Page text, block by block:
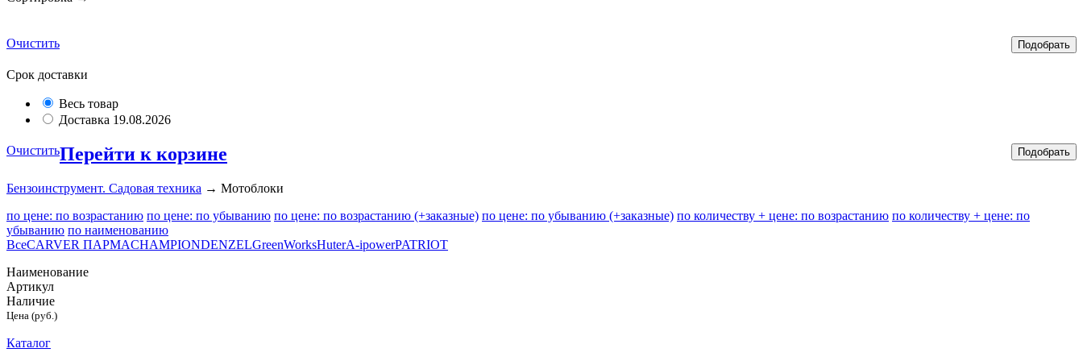
Очистить
Срок доставки
Весь товар
Доставка 19.08.2026
ОчиститьПерейти к корзине
Бензоинструмент. Садовая техника → Мотоблоки
по цене: по возрастанию по цене: по убыванию по цене: по возрастанию (+заказные) по цене: по убыванию (+заказные) по количеству + цене: по возрастанию по количеству + цене: по
убыванию по наименованию
ВсеCARVER ПАРМАCHAMPIONDENZELGreenWorksHuterA-ipowerPATRIOT
Наименование
Артикул
Наличие
Цена (руб.)
Каталог